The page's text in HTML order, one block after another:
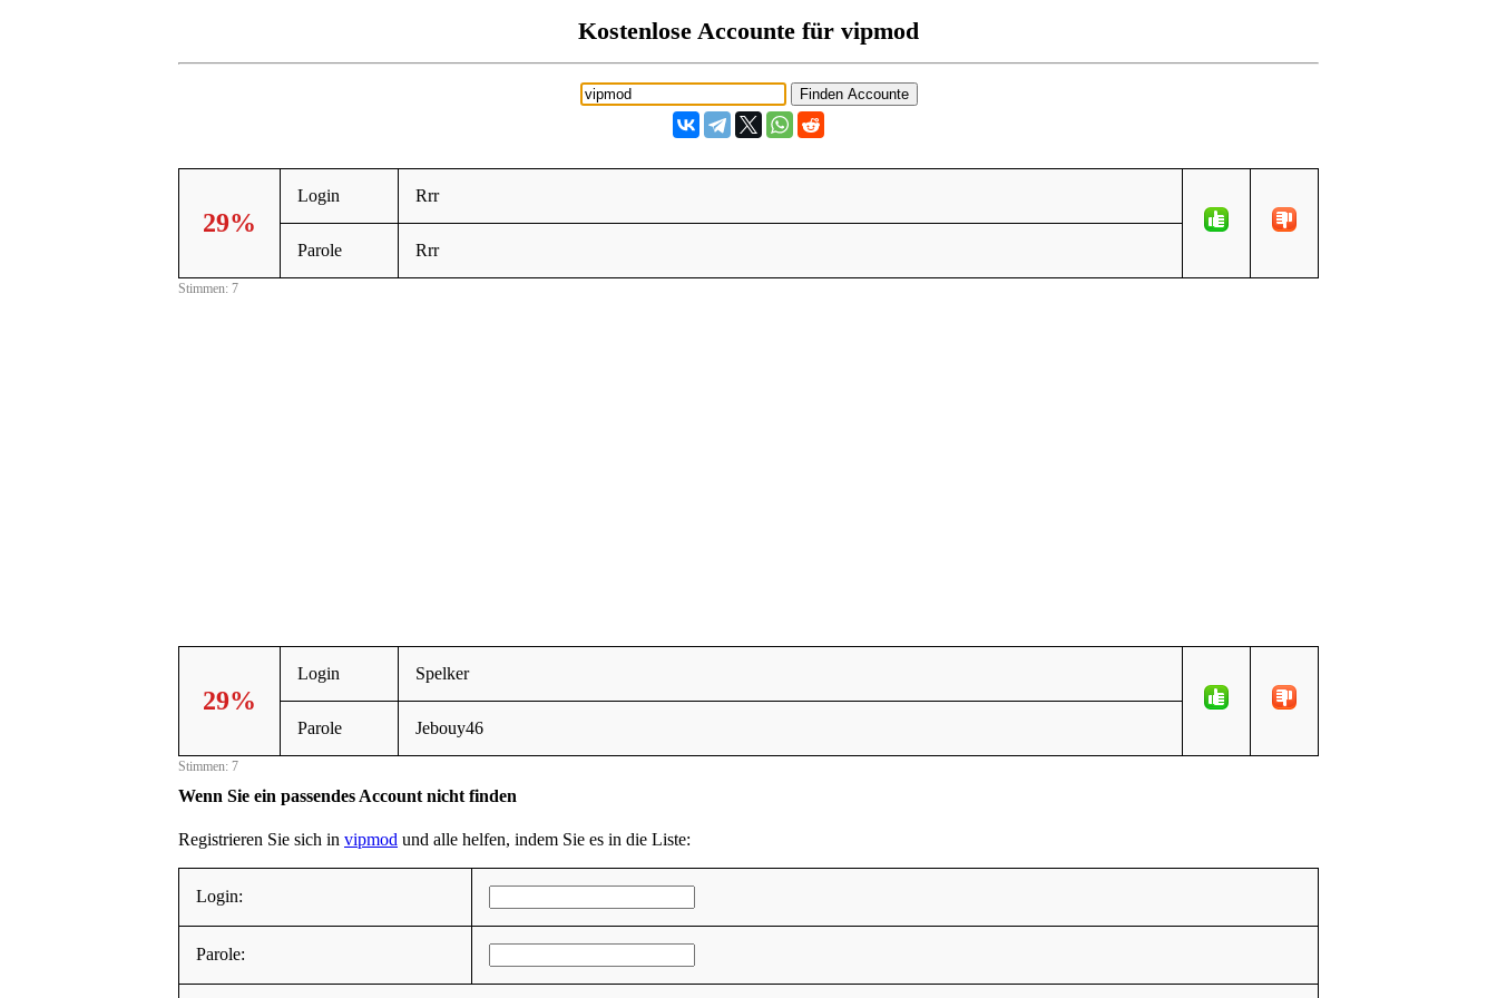
Kostenlose Accounte für vipmod
29%
Login Rrr
Parole Rrr
Stimmen: 7
29%
Login Spelker
Parole Jebouy46
Stimmen: 7
Wenn Sie ein passendes Account nicht finden
Registrieren Sie sich in vipmod und alle helfen, indem Sie es in die Liste:
Login:
Parole: